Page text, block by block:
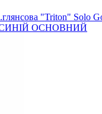
"Triton" Solo
СИНІЙ ОСНОВНИЙ